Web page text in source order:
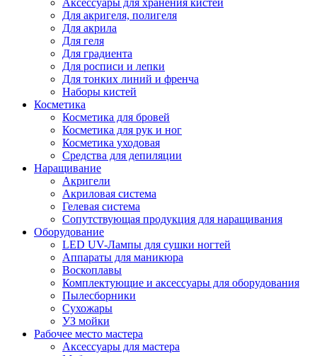
Аксессуары для хранения кистей
Для акригеля, полигеля
Для акрила
Для геля
Для градиента
Для росписи и лепки
Для тонких линий и френча
Наборы кистей
Косметика
Косметика для бровей
Косметика для рук и ног
Косметика уходовая
Средства для депиляции
Наращивание
Акригели
Акриловая система
Гелевая система
Сопутствующая продукция для наращивания
Оборудование
LED UV-Лампы для сушки ногтей
Аппараты для маникюра
Воскоплавы
Комплектующие и аксессуары для оборудования
Пылесборники
Сухожары
УЗ мойки
Рабочее место мастера
Аксессуары для мастера